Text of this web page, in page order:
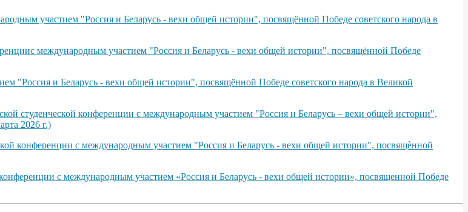
участием "Россия и Беларусь - вехи общей истории", посвящённой Победе советского народа в
международным участием "Россия и Беларусь - вехи общей истории", посвящённой Победе
"Россия и Беларусь - вехи общей истории", посвящённой Победе советского народа в Великой
студенческой конференции с международным участием "Россия и Беларусь – вехи общей истории",
2026 г.)
конференции с международным участием "Россия и Беларусь - вехи общей истории", посвящѐнной
с международным участием «Россия и Беларусь - вехи общей истории», посвященной Победе